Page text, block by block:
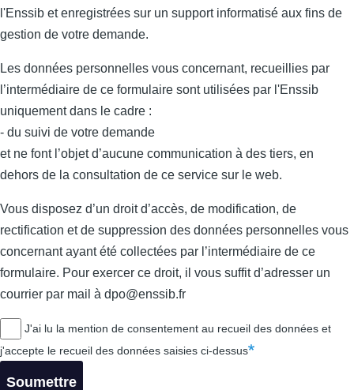
l'Enssib et enregistrées sur un support informatisé aux fins de
gestion de votre demande.
Les données personnelles vous concernant, recueillies par
l’intermédiaire de ce formulaire sont utilisées par l'Enssib
uniquement dans le cadre :
- du suivi de votre demande
et ne font l’objet d’aucune communication à des tiers, en
dehors de la consultation de ce service sur le web.
Vous disposez d’un droit d’accès, de modification, de
rectification et de suppression des données personnelles vous
concernant ayant été collectées par l’intermédiaire de ce
formulaire. Pour exercer ce droit, il vous suffit d’adresser un
courrier par mail à dpo@enssib.fr
J'ai lu la mention de consentement au recueil des données et
j'accepte le recueil des données saisies ci-dessus